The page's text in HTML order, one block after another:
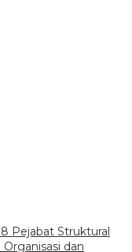
Pejabat Struktural
dan